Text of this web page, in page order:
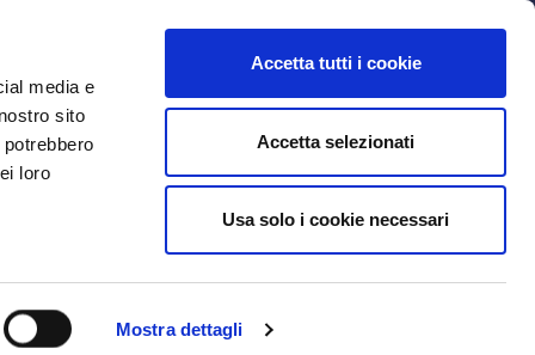
media e
sito
loro
Mostra dettagli
Accetta tutti i cookie
Accetta selezionati
Usa solo i cookie necessari
BIGLIETTI STORE EN
centrale e a 7 km dall’aeroporto internazionale